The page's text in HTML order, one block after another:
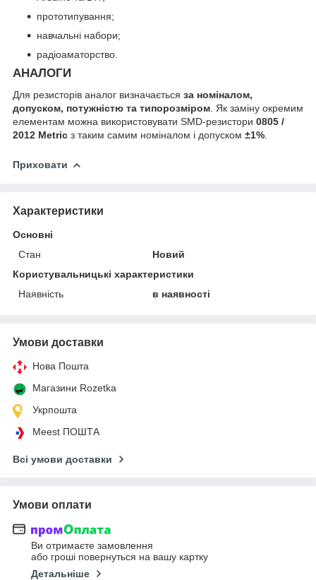
прототипування;
навчальні набори;
радіоаматорство.
АНАЛОГИ
Для резисторів аналог визначається за номіналом,
допуском, потужністю та типорозміром . Як заміну окремим
елементам можна використовувати SMD-резистори 0805 /
2012 Metric з таким самим номіналом і допуском ±1%
Приховати
Характеристики
Основні
Стан
Новий
Користувальницькі характеристики
Наявність
в наявності
Умови доставки
Нова Пошта
Магазини Rozetka
Укрпошта
Meest ПОШТА
Всі умови доставки
Умови оплати
Ви отримаєте замовлення
або гроші повернуться на вашу картку
Детальніше